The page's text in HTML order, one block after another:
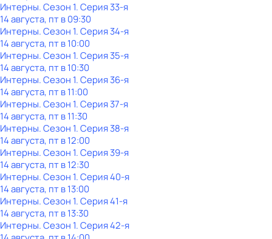
Интерны. Сезон 1. Серия 33-я
14 августа, пт в 09:30
Интерны. Сезон 1. Серия 34-я
14 августа, пт в 10:00
Интерны. Сезон 1. Серия 35-я
14 августа, пт в 10:30
Интерны. Сезон 1. Серия 36-я
14 августа, пт в 11:00
Интерны. Сезон 1. Серия 37-я
14 августа, пт в 11:30
Интерны. Сезон 1. Серия 38-я
14 августа, пт в 12:00
Интерны. Сезон 1. Серия 39-я
14 августа, пт в 12:30
Интерны. Сезон 1. Серия 40-я
14 августа, пт в 13:00
Интерны. Сезон 1. Серия 41-я
14 августа, пт в 13:30
Интерны. Сезон 1. Серия 42-я